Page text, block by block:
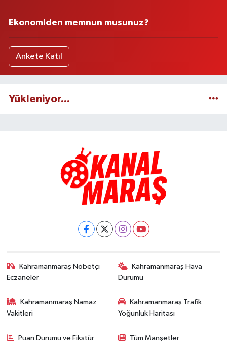
Ekonomiden memnun musunuz?
Ankete Katıl
Yükleniyor...
Kahramanmaraş Nöbetçi
Eczaneler
Kahramanmaraş Hava
Durumu
Kahramanmaraş Namaz
Vakitleri
Kahramanmaraş Trafik
Yoğunluk Haritası
Puan Durumu ve Fikstür Tüm Manşetler